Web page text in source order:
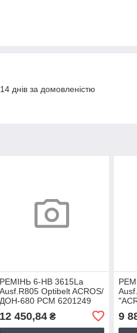
днів за домовленістю
РЕМІНЬ 6-HB 3615La
Ausf.R805 Optibelt ACROS/
ДОН-680 РСМ 6201249
12 450,84₴ 9